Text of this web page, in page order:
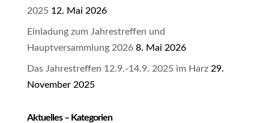
2025 12. Mai 2026
Einladung zum Jahrestreffen und
Hauptversammlung 2026 8. Mai 2026
Das Jahrestreffen 12.9.-14.9. 2025 im Harz 29.
November 2025
Aktuelles – Kategorien